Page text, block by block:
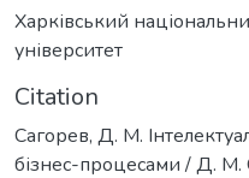
Харківський
університет
Citation
Сагорев, Д. М.
бізнес-процесами / Д. М.